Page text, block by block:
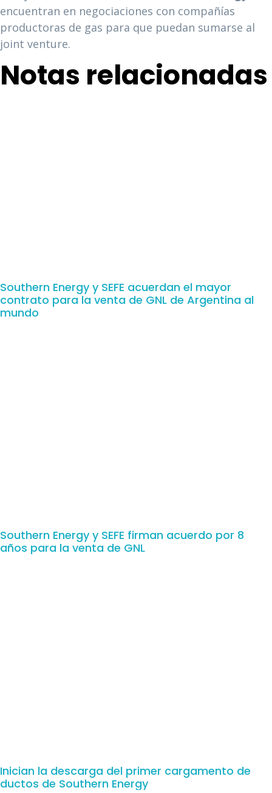
encuentran en negociaciones con compañías
productoras de gas para que puedan sumarse al
joint venture.
Notas relacionadas
Southern Energy y SEFE acuerdan el mayor
contrato para la venta de GNL de Argentina al
mundo
Southern Energy y SEFE firman acuerdo por 8
años para la venta de GNL
Inician la descarga del primer cargamento de
ductos de Southern Energy